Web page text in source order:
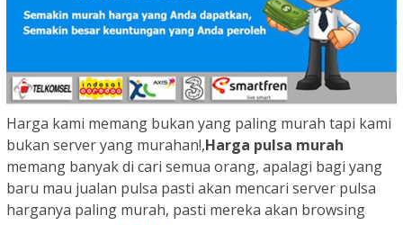
Harga kami memang bukan yang paling murah tapi kami
bukan server yang murahan!,Harga pulsa murah
memang banyak di cari semua orang, apalagi bagi yang
baru mau jualan pulsa pasti akan mencari server pulsa
harganya paling murah, pasti mereka akan browsing